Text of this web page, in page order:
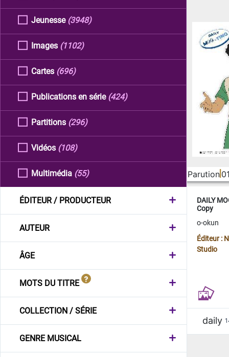
Jeunesse (3948)
Images (1102)
Cartes (696)
Publications en série (424)
Partitions (296)
Vidéos (108)
Multimédia (55)
ÉDITEUR / PRODUCTEUR
AUTEUR
ÂGE
MOTS DU TITRE
COLLECTION / SÉRIE
GENRE MUSICAL
Parution
DAILY
Copy
o-okun
Éditeur :
Studio
daily